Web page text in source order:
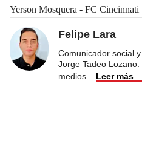
Yerson Mosquera - FC Cincinnati
Felipe Lara
Comunicador social
Jorge Tadeo
medios
Leer más